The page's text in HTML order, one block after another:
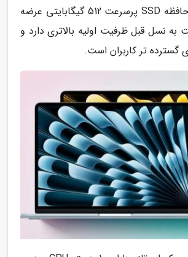
ایر M5 اکنون با حافظه SSD پرسرعت 512 گیگابایتی عرضه
نسل قبل ظرفیت اولیه بالاتری دارد و
گسترده تر کاربران است.